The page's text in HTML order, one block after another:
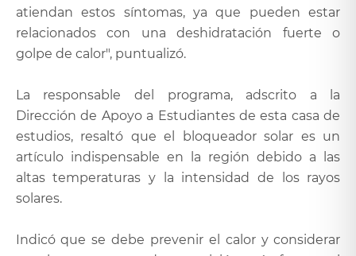
atiendan estos síntomas, ya que pueden estar
relacionados con una deshidratación fuerte o
golpe de calor", puntualizó.
La responsable del programa, adscrito a la
Dirección de Apoyo a Estudiantes de esta casa de
estudios, resaltó que el bloqueador solar es un
artículo indispensable en la región debido a las
altas temperaturas y la intensidad de los rayos
solares.
Indicó que se debe prevenir el calor y considerar